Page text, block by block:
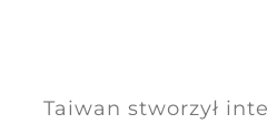
Taiwan stworzył